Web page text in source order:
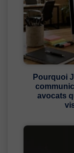
Pourquoi
avocats